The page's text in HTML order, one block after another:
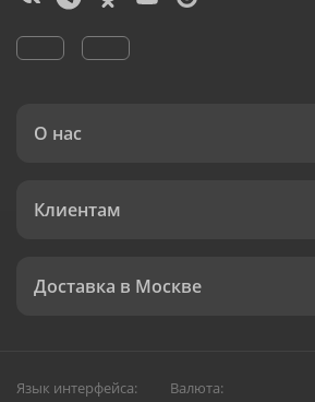
О нас
Клиентам
Доставка в Москве
Язык интерфейса: Валюта: